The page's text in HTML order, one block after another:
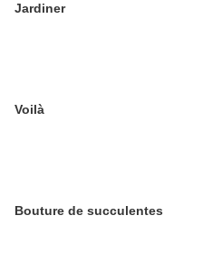
Jardiner
Voilà
Bouture de succulentes